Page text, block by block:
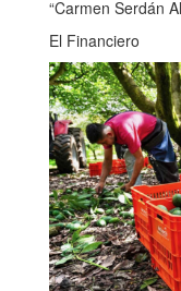
“Carmen Serdán
El Financiero